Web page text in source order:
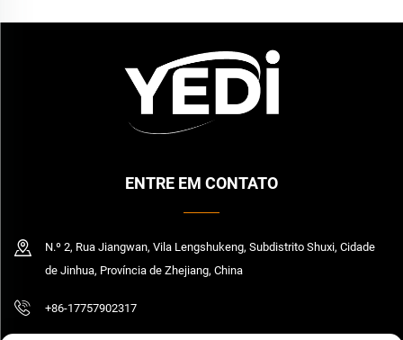
ENTRE EM CONTATO
N.º 2, Rua Jiangwan, Vila Lengshukeng, Subdistrito Shuxi, Cidade
de Jinhua, Província de Zhejiang, China
+86-17757902317